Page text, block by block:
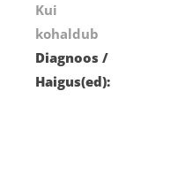
Kui
kohaldub
Diagnoos /
Haigus(ed):